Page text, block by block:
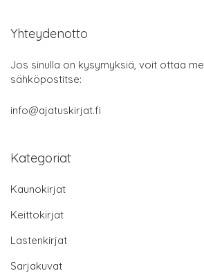
Yhteydenotto
Jos sinulla on kysymyksiä, voit ottaa
sähköpostitse:
info@ajatuskirjat.fi
Kategoriat
Kaunokirjat
Keittokirjat
Lastenkirjat
Sarjakuvat